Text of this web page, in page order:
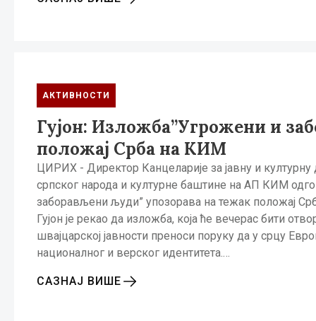
АКТИВНОСТИ
Гујон: Изложба”Угрожени и
положај Срба на КИМ
ЦИРИХ - Директор Канцеларије за јавну и културну
српског народа и културне баштине на АП КИМ
заборављени људи” упозорава на тежак положај
Гујон је рекао да изложба, која ће вечерас бити
швајцарској јавности преноси поруку да у срцу
нациoналног и верског идентитета.…
САЗНАЈ ВИШЕ